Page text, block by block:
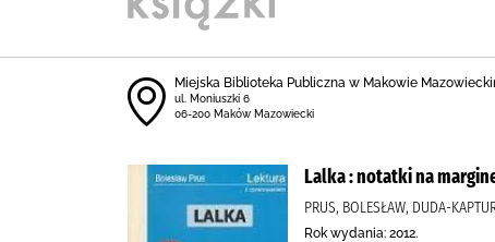
Miejska Biblioteka Publiczna w Makowie
ul. Moniuszki 6
06-200 Maków Mazowiecki
Lalka : notatki na
PRUS, BOLESŁAW, DUDA-
Rok wydania: 2012.